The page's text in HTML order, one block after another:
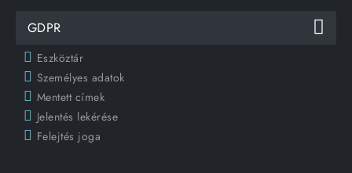
GDPR
Eszköztár
Személyes adatok
Mentett címek
Jelentés lekérése
Felejtés joga